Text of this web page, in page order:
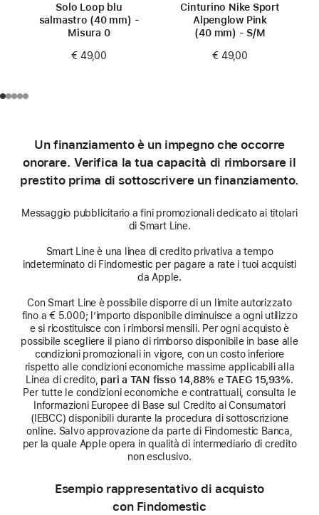
Solo Loop blu
salmastro (40 mm) -
Misura 0
€ 49,00
Cinturino Nike Sport
Alpenglow Pink
(40 mm) - S/M
€ 49,00
Un finanziamento è un impegno che occorre
onorare. Verifica la tua capacità di rimborsare il
prestito prima di sottoscrivere un finanziamento.
Messaggio pubblicitario a fini promozionali dedicato ai titolari
di Smart Line.
Smart Line è una linea di credito privativa a tempo
indeterminato di Findomestic per pagare a rate i tuoi acquisti
da Apple.
Con Smart Line è possibile disporre di un limite autorizzato
fino a € 5.000; l’importo disponibile diminuisce a ogni utilizzo
e si ricostituisce con i rimborsi mensili. Per ogni acquisto è
possibile scegliere il piano di rimborso disponibile in base alle
condizioni promozionali in vigore, con un costo inferiore
rispetto alle condizioni economiche massime applicabili alla
Linea di credito, pari a TAN fisso 14,88% e TAEG 15,93%.
Per tutte le condizioni economiche e contrattuali, consulta le
Informazioni Europee di Base sul Credito ai Consumatori
(IEBCC) disponibili durante la procedura di sottoscrizione
online. Salvo approvazione da parte di Findomestic Banca,
per la quale Apple opera in qualità di intermediario di credito
non esclusivo.
Esempio rappresentativo di acquisto
con Findomestic